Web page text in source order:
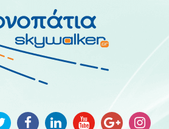
Καινοτομίας
Τοπικής Ανάπτυξης